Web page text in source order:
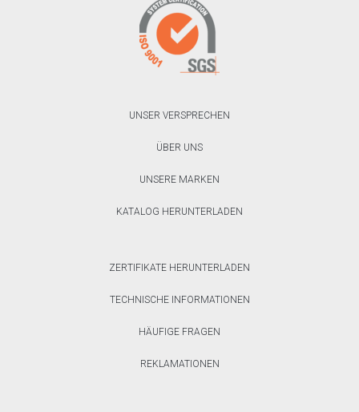
UNSER VERSPRECHEN
ÜBER UNS
UNSERE MARKEN
KATALOG HERUNTERLADEN
ZERTIFIKATE HERUNTERLADEN
TECHNISCHE INFORMATIONEN
HÄUFIGE FRAGEN
REKLAMATIONEN